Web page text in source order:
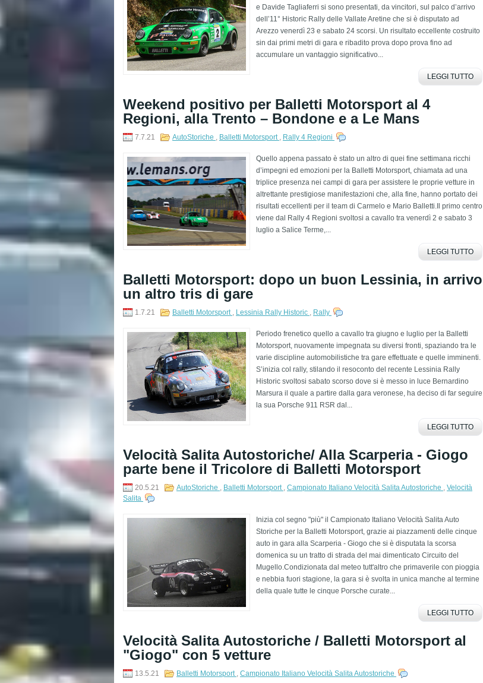
e Davide Tagliaferri si sono presentati, da vincitori, sul palco d’arrivo
dell’11° Historic Rally delle Vallate Aretine che si è disputato ad
Arezzo venerdì 23 e sabato 24 scorsi. Un risultato eccellente costruito
sin dai primi metri di gara e ribadito prova dopo prova fino ad
accumulare un vantaggio significativo...
LEGGI TUTTO
Weekend positivo per Balletti Motorsport al 4
Regioni, alla Trento – Bondone e a Le Mans
7.7.21 AutoStoriche Balletti Motorsport Rally 4 Regioni
Quello appena passato è stato un altro di quei fine settimana ricchi
d’impegni ed emozioni per la Balletti Motorsport, chiamata ad una
triplice presenza nei campi di gara per assistere le proprie vetture in
altrettante prestigiose manifestazioni che, alla fine, hanno portato dei
risultati eccellenti per il team di Carmelo e Mario Balletti.Il primo centro
viene dal Rally 4 Regioni svoltosi a cavallo tra venerdì 2 e sabato 3
luglio a Salice Terme,...
LEGGI TUTTO
Balletti Motorsport: dopo un buon Lessinia, in arrivo
un altro tris di gare
1.7.21 Balletti Motorsport Lessinia Rally Historic Rally
Periodo frenetico quello a cavallo tra giugno e luglio per la Balletti
Motorsport, nuovamente impegnata su diversi fronti, spaziando tra le
varie discipline automobilistiche tra gare effettuate e quelle imminenti.
S’inizia col rally, stilando il resoconto del recente Lessinia Rally
Historic svoltosi sabato scorso dove si è messo in luce Bernardino
Marsura il quale a partire dalla gara veronese, ha deciso di far seguire
la sua Porsche 911 RSR dal...
LEGGI TUTTO
Velocità Salita Autostoriche/ Alla Scarperia - Giogo
parte bene il Tricolore di Balletti Motorsport
20.5.21 AutoStoriche Balletti Motorsport Campionato Italiano Velocità Salita Autostoriche
Velocità
Salita
Inizia col segno "più" il Campionato Italiano Velocità Salita Auto
Storiche per la Balletti Motorsport, grazie ai piazzamenti delle cinque
auto in gara alla Scarperia - Giogo che si è disputata la scorsa
domenica su un tratto di strada del mai dimenticato Circuito del
Mugello.Condizionata dal meteo tutt'altro che primaverile con pioggia
e nebbia fuori stagione, la gara si è svolta in unica manche al termine
della quale tutte le cinque Porsche curate...
LEGGI TUTTO
Velocità Salita Autostoriche / Balletti Motorsport al
"Giogo" con 5 vetture
13.5.21 Balletti Motorsport Campionato Italiano Velocità Salita Autostoriche